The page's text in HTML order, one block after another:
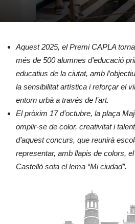
Aquest 2025, el Premi CAPLA
més de 500 alumnes d’educació
educatius de la ciutat, amb
la sensibilitat artística i reforçar el
entorn urbà a través de l’art.
El pròxim 17 d’octubre, la plaça
omplir-se de color, creativitat i
d’aquest concurs, que reunirà
representar, amb llapis de colors,
Castelló sota el lema “Mi ciudad”.